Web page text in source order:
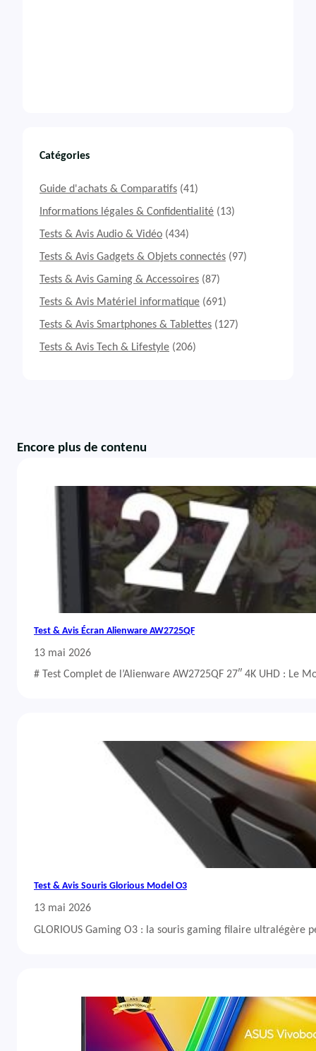
Catégories
Guide d'achats & Comparatifs (41)
Informations légales & Confidentialité (13)
Tests & Avis Audio & Vidéo (434)
Tests & Avis Gadgets & Objets connectés (97)
Tests & Avis Gaming & Accessoires (87)
Tests & Avis Matériel informatique (691)
Tests & Avis Smartphones & Tablettes (127)
Tests & Avis Tech & Lifestyle (206)
Encore plus de contenu
Test & Avis Écran Alienware AW2725QF
13 mai 2026
# Test Complet de l’Alienware AW2725QF 27″ 4K UHD : Le
Test & Avis Souris Glorious Model O3
13 mai 2026
GLORIOUS Gaming O3 : la souris gaming filaire ultralégère